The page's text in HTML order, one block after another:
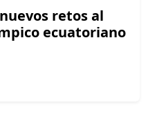
retos al
ecuatoriano